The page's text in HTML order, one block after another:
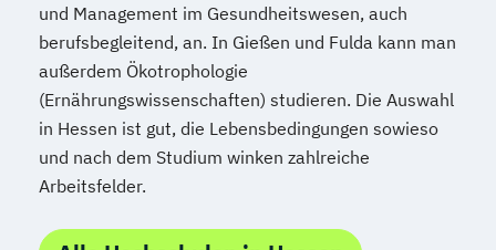
und Management im Gesundheitswesen, auch
berufsbegleitend, an. In Gießen und Fulda kann man
außerdem Ökotrophologie
(Ernährungswissenschaften) studieren. Die Auswahl
in Hessen ist gut, die Lebensbedingungen sowieso
und nach dem Studium winken zahlreiche
Arbeitsfelder.